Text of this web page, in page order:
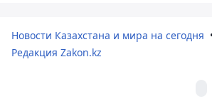
Новости Казахстана и мира на сегодня
Редакция Zakon.kz